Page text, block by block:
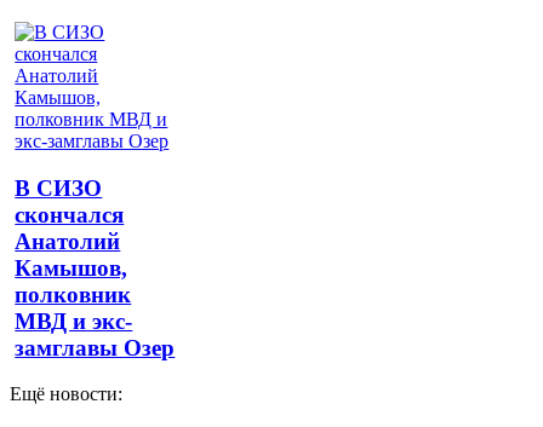
В СИЗО
скончался
Анатолий
Камышов,
полковник
МВД и экс-
замглавы Озер
Ещё новости: